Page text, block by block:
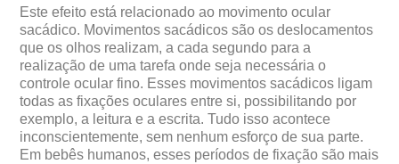
Este efeito está relacionado ao movimento ocular
sacádico. Movimentos sacádicos são os deslocamentos
que os olhos realizam, a cada segundo para a
realização de uma tarefa onde seja necessária o
controle ocular fino. Esses movimentos sacádicos ligam
todas as fixações oculares entre si, possibilitando por
exemplo, a leitura e a escrita. Tudo isso acontece
inconscientemente, sem nenhum esforço de sua parte.
Em bebês humanos, esses períodos de fixação são mais